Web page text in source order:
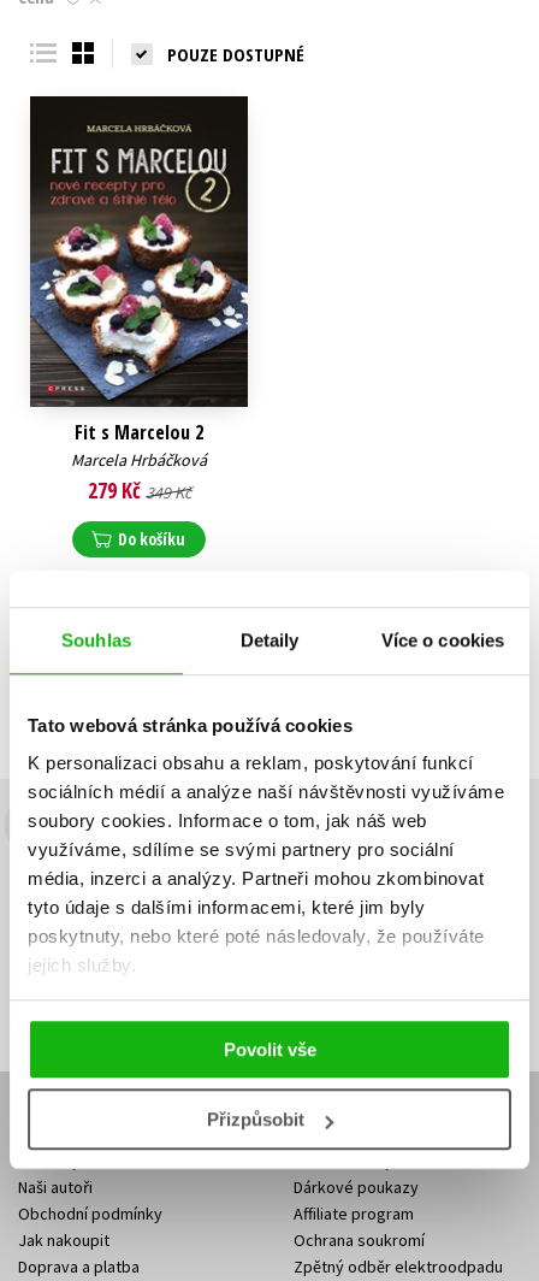
Souhlas Detaily Více o cookies
Tato webová stránka používá cookies
K personalizaci obsahu a reklam, poskytování funkcí
sociálních médií a analýze naší návštěvnosti využíváme
soubory cookies. Informace o tom, jak náš web
využíváme, sdílíme se svými partnery pro sociální
média, inzerci a analýzy. Partneři mohou zkombinovat
tyto údaje s dalšími informacemi, které jim byly
poskytnuty, nebo které poté následovaly, že používáte
jejich služby.
Povolit vše
Přizpůsobit
Young adult (SK)
POUZE DOSTUPNÉ
Fit s Marcelou 2
Marcela Hrbáčková
279 Kč 349 Kč
Do košíku
Zobraz záznamů
Zobrazuji 1 až 1 z celkem 1 záznamů
Budete to vědět jako první!
Zajímá Vás, jaký knižní hit právě vychází, na jaké zboží je výhodná
sleva, jaká běží soutěž o ceny? Přihlášením k odběru našich e-
mailových novineksouhlasíte se zpracováním osobních údajů.
Vaše e-
mailová
Vaše e-
mailová
Vaše e-mailová adresa Přihlásit se
Naši autoři
Obchodní podmínky
Jak nakoupit
Doprava a platba
Dárkové poukazy
Affiliate program
Ochrana soukromí
Zpětný odběr elektroodpadu